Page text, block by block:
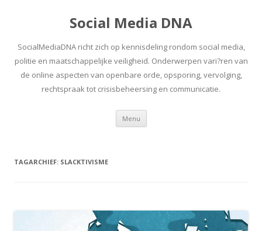
Social Media DNA
SocialMediaDNA richt zich op kennisdeling rondom social media,
politie en maatschappelijke veiligheid. Onderwerpen vari?ren van
de online aspecten van openbare orde, opsporing, vervolging,
rechtspraak tot crisisbeheersing en communicatie.
Menu Spring
inhoud
TAGARCHIEF: SLACKTIVISME